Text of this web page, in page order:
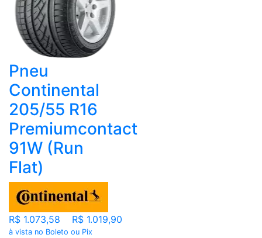
Pneu
Continental
205/55 R16
Premiumcontact
91W (Run
Flat)
R$ 1.073,58 R$ 1.019,90
à vista no Boleto ou Pix